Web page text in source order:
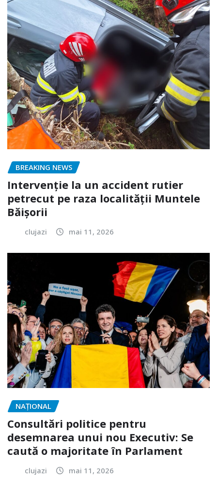
BREAKING NEWS
Intervenție la un accident rutier
petrecut pe raza localității Muntele
Băișorii
clujazi mai 11, 2026
NAŢIONAL
Consultări politice pentru
desemnarea unui nou Executiv: Se
caută o majoritate în Parlament
clujazi mai 11, 2026